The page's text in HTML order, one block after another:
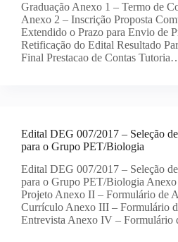
Graduação Anexo 1 – Termo de
Anexo 2 – Inscrição Proposta
Extendido o Prazo para Envio de
Retificação do Edital Resultado
Final Prestacao de Contas
Edital DEG 007/2017 – Seleção
para o Grupo PET/Biologia
Edital DEG 007/2017 – Seleção
para o Grupo PET/Biologia
Projeto Anexo II – Formulário de
Currículo Anexo III – Formulário
Entrevista Anexo IV –